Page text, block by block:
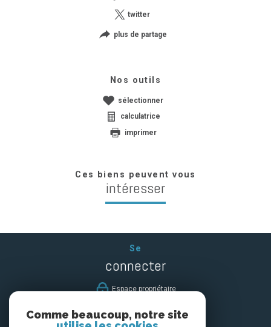
twitter
plus de partage
Nos outils
sélectionner
calculatrice
imprimer
Ces biens peuvent vous
intéresser
Se
connecter
espace propriétaire
Nous
Comme beaucoup, notre site